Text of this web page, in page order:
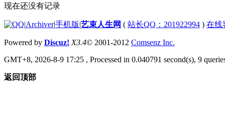
现在还没有记录
|Archiver|手机版|艺束人生网 ( 站长QQ：201922994 ) 在线
Powered by Discuz! X3.4© 2001-2012 Comsenz Inc.
GMT+8, 2026-8-9 17:25 , Processed in 0.040791 second(s), 9
返回顶部